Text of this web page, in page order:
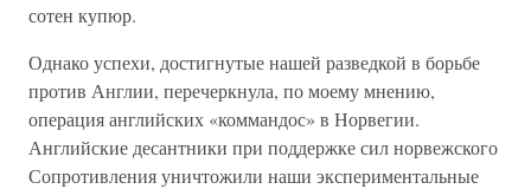
сотен купюр.
Однако успехи, достигнутые нашей разведкой в борьбе
против Англии, перечеркнула, по моему мнению,
операция английских «коммандос» в Норвегии.
Английские десантники при поддержке сил норвежского
Сопротивления уничтожили наши экспериментальные